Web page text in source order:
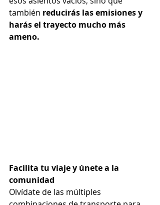
también reducirás las emisiones y
harás el trayecto mucho más
ameno.
Facilita tu viaje y únete a la
comunidad
Olvídate de las múltiples